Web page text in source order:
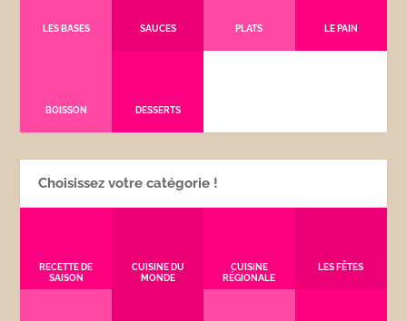
LES BASES SAUCES PLATS LE PAIN
BOISSON DESSERTS
Choisissez votre catégorie !
RECETTE DE
SAISON
CUISINE DU
MONDE
CUISINE
RÉGIONALE
LES FÊTES